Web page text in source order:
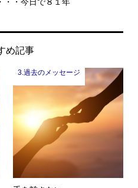
め記事
3.過去のメッセージ